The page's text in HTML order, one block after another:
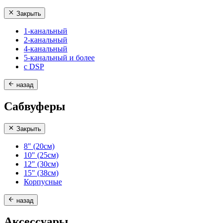
Закрыть
1-канальный
2-канальный
4-канальный
5-канальный и более
с DSP
назад
Сабвуферы
Закрыть
8" (20см)
10" (25см)
12" (30см)
15" (38см)
Корпусные
назад